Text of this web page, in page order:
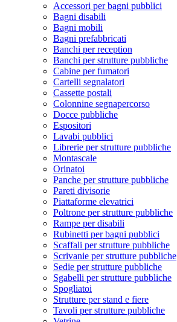
Accessori per bagni pubblici
Bagni disabili
Bagni mobili
Bagni prefabbricati
Banchi per reception
Banchi per strutture pubbliche
Cabine per fumatori
Cartelli segnalatori
Cassette postali
Colonnine segnapercorso
Docce pubbliche
Espositori
Lavabi pubblici
Librerie per strutture pubbliche
Montascale
Orinatoi
Panche per strutture pubbliche
Pareti divisorie
Piattaforme elevatrici
Poltrone per strutture pubbliche
Rampe per disabili
Rubinetti per bagni pubblici
Scaffali per strutture pubbliche
Scrivanie per strutture pubbliche
Sedie per strutture pubbliche
Sgabelli per strutture pubbliche
Spogliatoi
Strutture per stand e fiere
Tavoli per strutture pubbliche